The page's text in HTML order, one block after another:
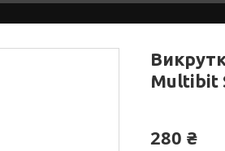
Multibit
280 ₴